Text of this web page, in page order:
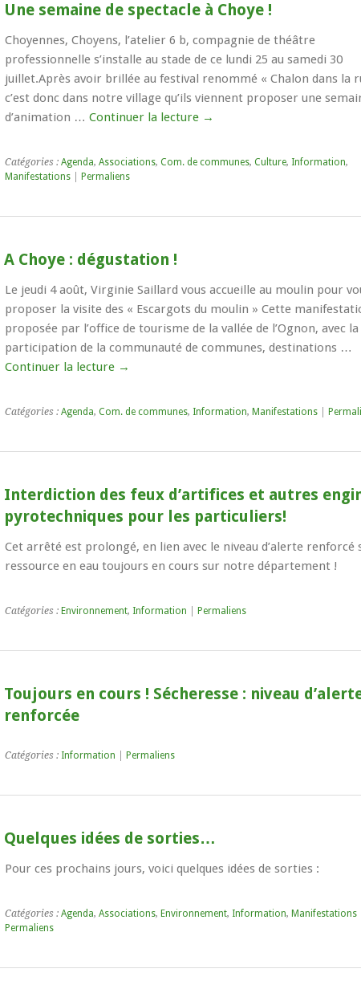
Une semaine de spectacle à Choye !
Choyennes, Choyens, l’atelier 6 b, compagnie de théâtre
professionnelle s’installe au stade de ce lundi 25 au samedi 30
juillet.Après avoir brillée au festival renommé « Chalon dans la
c’est donc dans notre village qu’ils viennent proposer une
d’animation …Continuer la lecture →
Catégories :Agenda,Associations,Com. de communes,Culture, Information,
Manifestations
Permaliens
A Choye : dégustation !
Le jeudi 4 août, Virginie Saillard vous accueille au moulin pour
proposer la visite des « Escargots du moulin » Cette
proposée par l’office de tourisme de la vallée de l’Ognon, avec la
participation de la communauté de communes, destinations …
Continuer la lecture →
Catégories :Agenda,Com. de communes, Information, Manifestations
Interdiction des feux d’artifices et autres
pyrotechniques pour les particuliers!
Cet arrêté est prolongé, en lien avec le niveau d’alerte renforcé
ressource en eau toujours en cours sur notre département !
Catégories : Environnement, Information Permaliens
Toujours en cours ! Sécheresse : niveau
renforcée
Catégories : Information Permaliens
Quelques idées de sorties…
Pour ces prochains jours, voici quelques idées de sorties :
Catégories :Agenda,Associations, Environnement, Information, Manifestations
Permaliens